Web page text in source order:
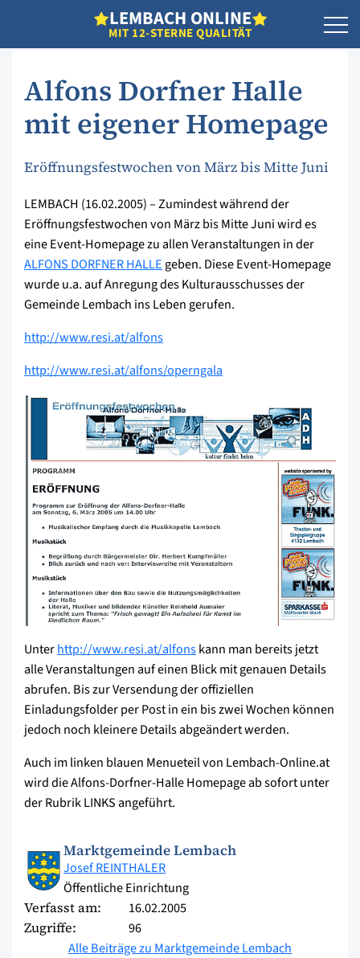
LEMBACH ONLINE
MIT 12-STERNE QUALITÄT
Alfons Dorfner Halle
mit eigener Homepage
Eröffnungsfestwochen von März bis Mitte Juni
LEMBACH (16.02.2005) – Zumindest während der
Eröffnungsfestwochen von März bis Mitte Juni wird es
eine Event-Homepage zu allen Veranstaltungen in der
ALFONS DORFNER HALLE geben. Diese Event-Homepage
wurde u.a. auf Anregung des Kulturausschusses der
Gemeinde Lembach ins Leben gerufen.
http://www.resi.at/alfons
http://www.resi.at/alfons/operngala
Unterhttp://www.resi.at/alfonskann man bereits jetzt
alle Veranstaltungen auf einen Blick mit genauen Details
abrufen. Bis zur Versendung der offiziellen
Einladungsfolder per Post in ein bis zwei Wochen können
jedoch noch kleinere Details abgeändert werden.
Auch im linken blauen Menueteil von Lembach-Online.at
wird die Alfons-Dorfner-Halle Homepage ab sofort unter
der Rubrik LINKS angeführt.
Marktgemeinde Lembach
Josef REINTHALER
Öffentliche Einrichtung
Verfasst am: 16.02.2005
Zugriffe:
96
Alle Beiträge zu Marktgemeinde Lembach